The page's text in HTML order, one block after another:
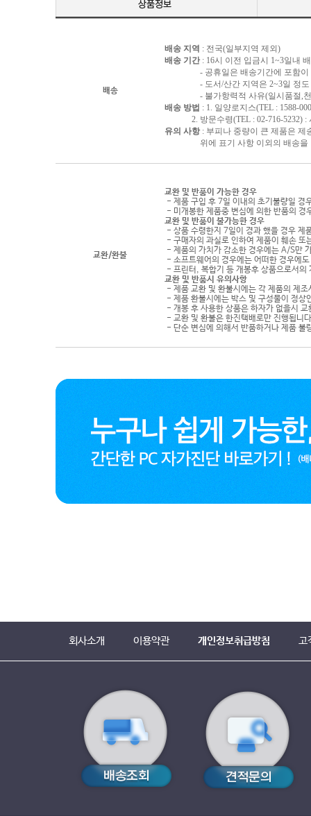
배송
배송 지역 : 전국(일부지역 제외)
배송 기간 : 16시 이전 입금시 1~3일내
- 공휴일은 배송기간에 포함이
- 도서/산간 지역은 2~3일 정도
- 불가항력적 사유(일시품절,천재
배송 방법 : 1. 일양로지스(TEL : 1588-
2. 방문수령(TEL : 02-716-5232) :
유의 사항: 부피나 중량이 큰 제품은 제
위에 표기 사항 이외의 배송을 원
교환/환불
교환 및 반품이 가능한 경우
- 제품 구입 후 7일 이내의 초기불량일 경
- 미개봉한 제품중 변심에 의한 반품의 경
교환 및 반품이 불가능한 경우
- 상품 수령한지 7일이 경과 했을 경우 제
- 구매자의 과실로 인하여 제품이 훼손 또
- 제품의 가치가 감소한 경우에는 A/S만
- 소프트웨어의 경우에는 어떠한 경우에
- 프린터, 복합기 등 개봉후 상품으로서의
교환 및 반품시 유의사항
- 제품 교환 및 환불시에는 각 제품의 제
- 제품 환불시에는 박스 및 구성물이 정상
- 개봉 후 사용한 상품은 하자가 없을시
- 교환 및 환불은 한진택배로만 진행됩니
- 단순 변심에 의해서 반품하거나 제품
회사소개 이용약관 개인정보취급방침 고